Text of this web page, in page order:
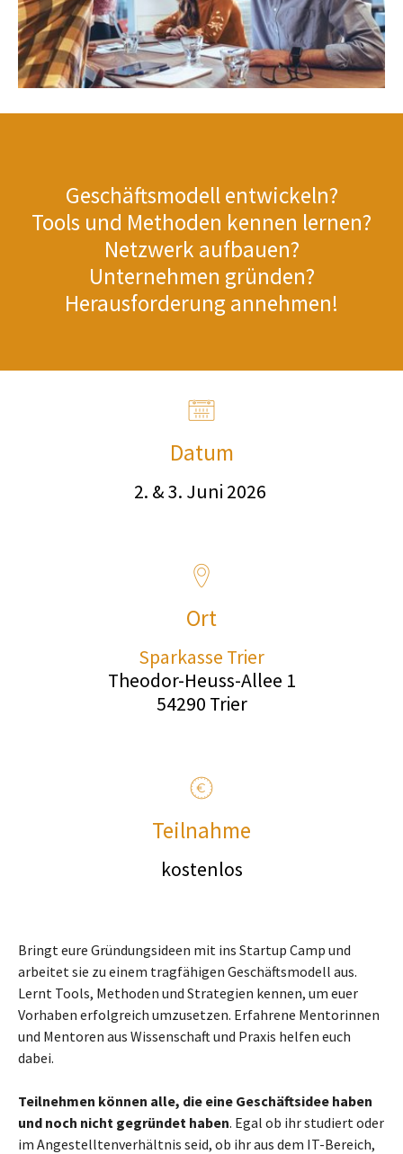
Geschäftsmodell entwickeln?
Tools und Methoden kennen lernen?
Netzwerk aufbauen?
Unternehmen gründen?
Herausforderung annehmen!
Datum
2. & 3. Juni 2026
Ort
Sparkasse Trier
Theodor-Heuss-Allee 1
54290 Trier
Teilnahme
kostenlos
Bringt eure Gründungsideen mit ins Startup Camp und
arbeitet sie zu einem tragfähigen Geschäftsmodell aus.
Lernt Tools, Methoden und Strategien kennen, um euer
Vorhaben erfolgreich umzusetzen. Erfahrene Mentorinnen
und Mentoren aus Wissenschaft und Praxis helfen euch
dabei.
Teilnehmen können alle, die eine Geschäftsidee haben
und noch nicht gegründet haben. Egal ob ihr studiert oder
im Angestelltenverhältnis seid, ob ihr aus dem IT-Bereich,